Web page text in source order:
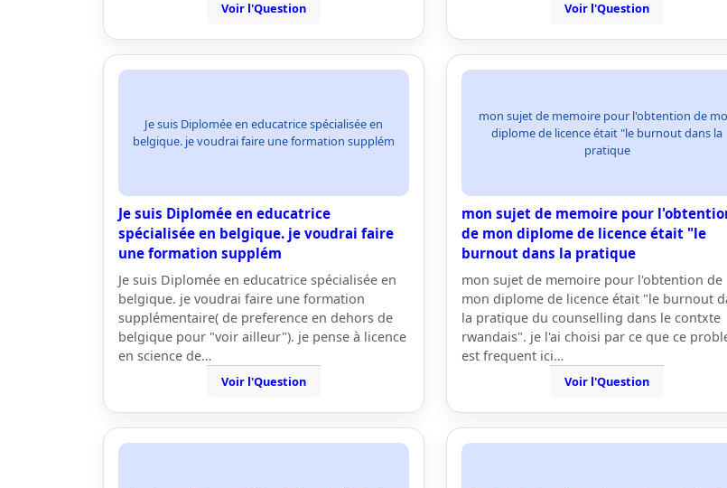
Voir l'Question Voir l'Question
Je suis Diplomée en educatrice spécialisée en
belgique. je voudrai faire une formation supplém
Je suis Diplomée en educatrice
spécialisée en belgique. je voudrai faire
une formation supplém
Je suis Diplomée en educatrice spécialisée en
belgique. je voudrai faire une formation
supplémentaire( de preference en dehors de
belgique pour "voir ailleur"). je pense à licence
en science de…
Voir l'Question
mon sujet de memoire pour l'obtention de
diplome de licence était "le burnout dans la
pratique
mon sujet de memoire pour
de mon diplome de licence était "le
burnout dans la pratique
mon sujet de memoire pour l'obtention de
mon diplome de licence était "le burnout
la pratique du counselling dans le contxte
rwandais". je l'ai choisi par ce que ce
est frequent ici…
Voir l'Question